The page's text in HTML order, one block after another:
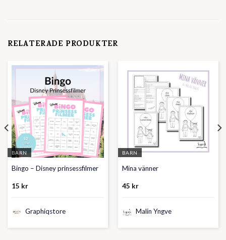
RELATERADE PRODUKTER
BARN
Bingo – Disney prinsessfilmer
15 kr
Graphiqstore
BARN
Mina vänner
45 kr
Malin Yngve